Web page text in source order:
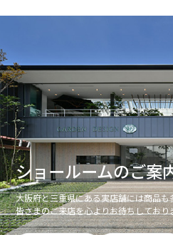
ショールームのご案
大阪府と三重県にある実店舗には商品
皆さまのご来店を心よりお待ちしており